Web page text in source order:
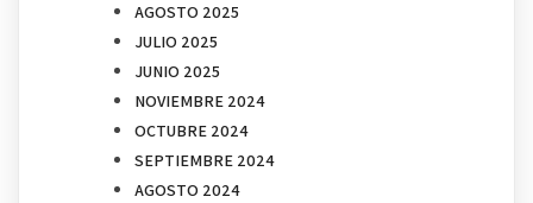
AGOSTO 2025
JULIO 2025
JUNIO 2025
NOVIEMBRE 2024
OCTUBRE 2024
SEPTIEMBRE 2024
AGOSTO 2024